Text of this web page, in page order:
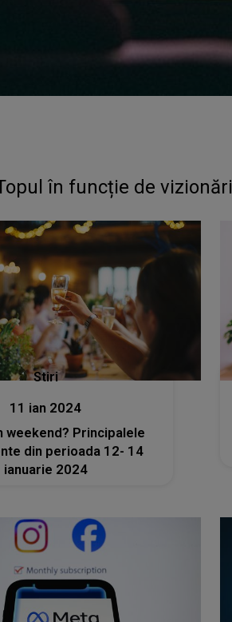
în funcție de vizionări
Stiri
11 ian 2024
weekend? Principalele
din perioada 12- 14
ianuarie 2024